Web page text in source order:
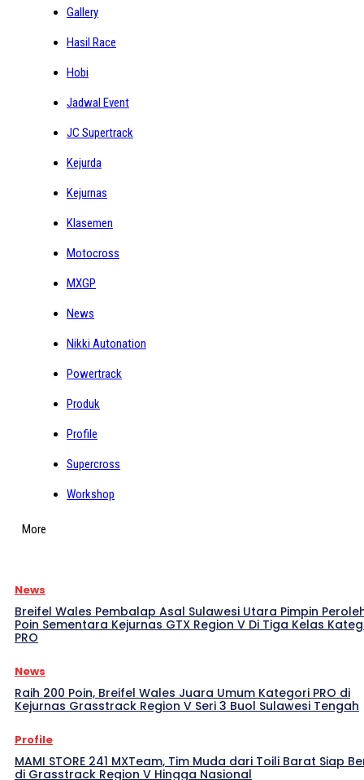
Gallery
Hasil Race
Hobi
Jadwal Event
JC Supertrack
Kejurda
Kejurnas
Klasemen
Motocross
MXGP
News
Nikki Autonation
Powertrack
Produk
Profile
Supercross
Workshop
More
News
Breifel Wales Pembalap Asal Sulawesi Utara Pimpin
Poin Sementara Kejurnas GTX Region V Di Tiga Kelas
PRO
News
Raih 200 Poin, Breifel Wales Juara Umum Kategori PRO di
Kejurnas Grasstrack Region V Seri 3 Buol Sulawesi Tengah
Profile
MAMI STORE 241 MXTeam, Tim Muda dari Toili Barat Siap
di Grasstrack Region V Hingga Nasional